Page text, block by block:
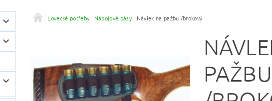
Lovecké potřeby Nábojové pásy Návlek na pažbu /brokový
PAŽBU